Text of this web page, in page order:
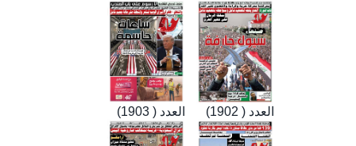
العدد ( 1903) العدد ( 1902)